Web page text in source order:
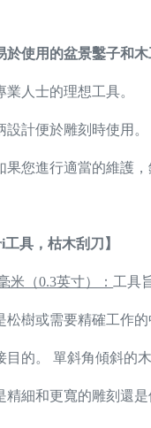
於使用的盆景鑿子和木
業人士的理想工具。
設計便於雕刻時使用
果您進行適當的維護，
工具，枯木刮刀】
米（0.3英寸）： 工具
松樹或需要精確工作
目的。 單斜角傾斜的
精細和更寬的雕刻還是